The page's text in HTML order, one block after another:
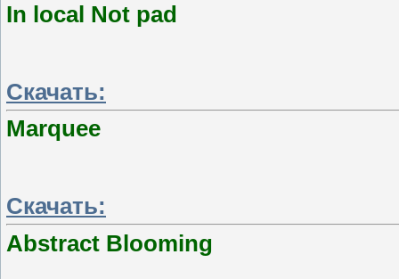
In local Not pad
Скачать:
Marquee
Скачать:
Abstract Blooming